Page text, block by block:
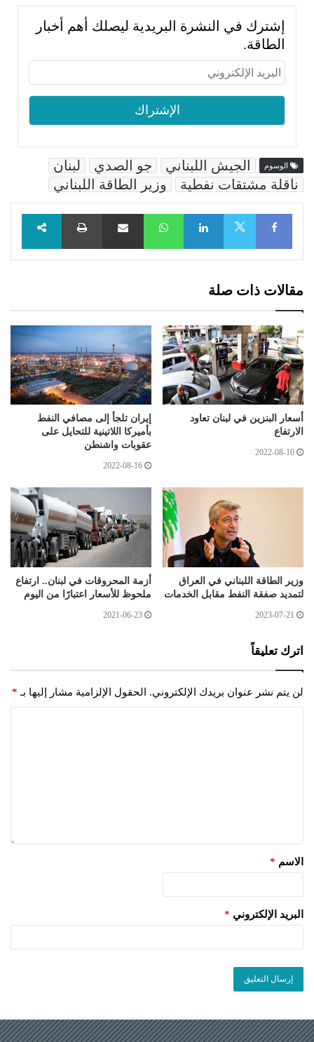
إشترك في النشرة البريدية ليصلك أهم أخبار
الطاقة.
الوسوم الجيش اللبناني جو الصدي
لبنان
ناقلة مشتقات نفطية
وزير الطاقة اللبناني
Facebook
LinkedIn
WhatsAppمشاركة عبر البريد طباعة
مقالات ذات صلة
أسعار البنزين في لبنان تعاود
الارتفاع
2022-08-10
إيران تلجأ إلى مصافي النفط
بأميركا اللاتينية للتحايل على
عقوبات واشنطن
2022-08-16
وزير الطاقة اللبناني في العراق
لتمديد صفقة النفط مقابل الخدمات
2023-07-21
أزمة المحروقات في لبنان.. ارتفاع
ملحوظ للأسعار اعتبارًا من اليوم
2021-06-23
اترك تعليقاً
لن يتم نشر عنوان بريدك الإلكتروني. الحقول الإلزامية مشار إليها بـ *
الاسم *
البريد الإلكتروني *